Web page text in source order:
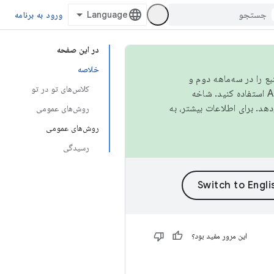
ورود به برنامه
در این صفحه
خلاصه
کلاس‌های تو در تو
روش‌های عمومی
روش‌های عمومی
رسیدگی
را در سه‌ماهه دوم و
استفاده کنید. شاخه
این مرور مفید بود؟